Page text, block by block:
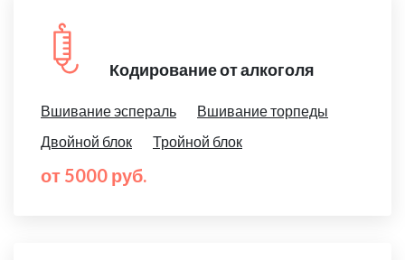
Кодирование от алкоголя
Вшивание эспераль
Вшивание торпеды
Двойной блок
Тройной блок
от 5000 руб.